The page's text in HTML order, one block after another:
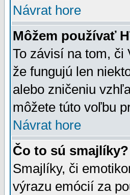
Návrat hore
Môžem používať
To závisí na tom, či
že fungujú len
alebo zničeniu
môžete túto voľbu
Návrat hore
Čo to sú smajlíky?
Smajlíky, či
výrazu emócií za